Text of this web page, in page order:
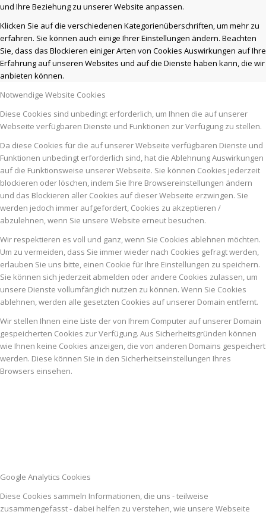
und Ihre Beziehung zu unserer Website anpassen.
Klicken Sie auf die verschiedenen Kategorienüberschriften, um mehr zu
erfahren. Sie können auch einige Ihrer Einstellungen ändern. Beachten
Sie, dass das Blockieren einiger Arten von Cookies Auswirkungen auf Ihre
Erfahrung auf unseren Websites und auf die Dienste haben kann, die wir
anbieten können.
Notwendige Website Cookies
Diese Cookies sind unbedingt erforderlich, um Ihnen die auf unserer
Webseite verfügbaren Dienste und Funktionen zur Verfügung zu stellen.
Da diese Cookies für die auf unserer Webseite verfügbaren Dienste und
Funktionen unbedingt erforderlich sind, hat die Ablehnung Auswirkungen
auf die Funktionsweise unserer Webseite. Sie können Cookies jederzeit
blockieren oder löschen, indem Sie Ihre Browsereinstellungen ändern
und das Blockieren aller Cookies auf dieser Webseite erzwingen. Sie
werden jedoch immer aufgefordert, Cookies zu akzeptieren /
abzulehnen, wenn Sie unsere Website erneut besuchen.
Wir respektieren es voll und ganz, wenn Sie Cookies ablehnen möchten.
Um zu vermeiden, dass Sie immer wieder nach Cookies gefragt werden,
erlauben Sie uns bitte, einen Cookie für Ihre Einstellungen zu speichern.
Sie können sich jederzeit abmelden oder andere Cookies zulassen, um
unsere Dienste vollumfänglich nutzen zu können. Wenn Sie Cookies
ablehnen, werden alle gesetzten Cookies auf unserer Domain entfernt.
Wir stellen Ihnen eine Liste der von Ihrem Computer auf unserer Domain
gespeicherten Cookies zur Verfügung. Aus Sicherheitsgründen können
wie Ihnen keine Cookies anzeigen, die von anderen Domains gespeichert
werden. Diese können Sie in den Sicherheitseinstellungen Ihres
Browsers einsehen.
Google Analytics Cookies
Diese Cookies sammeln Informationen, die uns - teilweise
zusammengefasst - dabei helfen zu verstehen, wie unsere Webseite